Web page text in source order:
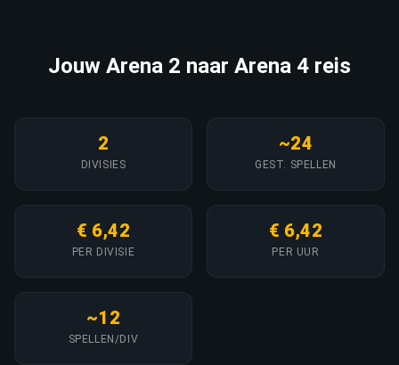
Jouw Arena 2 naar Arena 4 reis
2
DIVISIES
~24
GEST. SPELLEN
€ 6,42
PER DIVISIE
€ 6,42
PER UUR
~12
SPELLEN/DIV